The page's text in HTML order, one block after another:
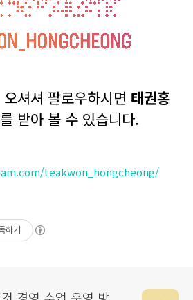
셔셔 팔로우하시면 태권홍
받아 볼 수 있습니다.
teakwon_hongcheong/
하기